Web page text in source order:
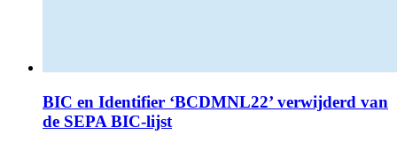
BIC en Identifier ‘BCDMNL22’ verwijderd van
de SEPA BIC-lijst